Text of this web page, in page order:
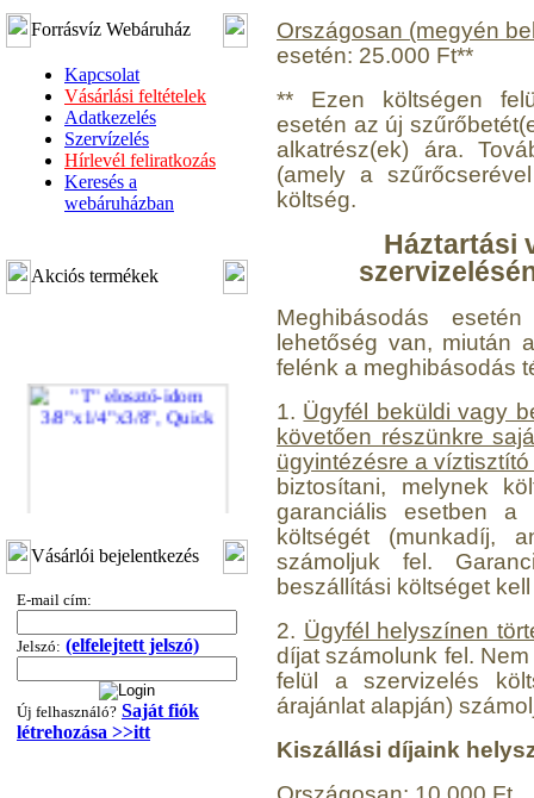
Forrásvíz Webáruház
Kapcsolat
Vásárlási feltételek
Adatkezelés
Szervízelés
Hírlevél feliratkozás
Keresés a
webáruházban
Akciós termékek
3/8"x1/4"x3/8", Quick
360,-Ft
---------
Vásárlói bejelentkezés
E-mail cím:
Jelszó: (elfelejtett jelszó)
Új felhasználó? Saját fiók
létrehozása >>itt
Országosan (megyén
esetén: 25.000 Ft**
** Ezen költségen
esetén az új
alkatrész(ek) ára.
(amely a
költség.
Háztartási
Meghibásodás
lehetőség van, miután
felénk a meghibásodás
1. Ügyfél beküldi vagy
követően részünkre
ügyintézésre a
biztosítani, melynek
garanciális esetben
költségét (munkadíj,
számoljuk fel.
beszállítási költséget
2. Ügyfél helyszínen
díjat számolunk fel.
felül a szervizelés
árajánlat alapján)
Kiszállási díjaink